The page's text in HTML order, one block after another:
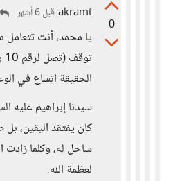
0
akramt قبل 6 أشهر
يا محمد، أنت تتعامل
الحقيقة اتساع في
سيدنا إبراهيم عليه
كان يفتقد اليقين، بل
ساحل له، وكلما زادت
لعظمة الله.